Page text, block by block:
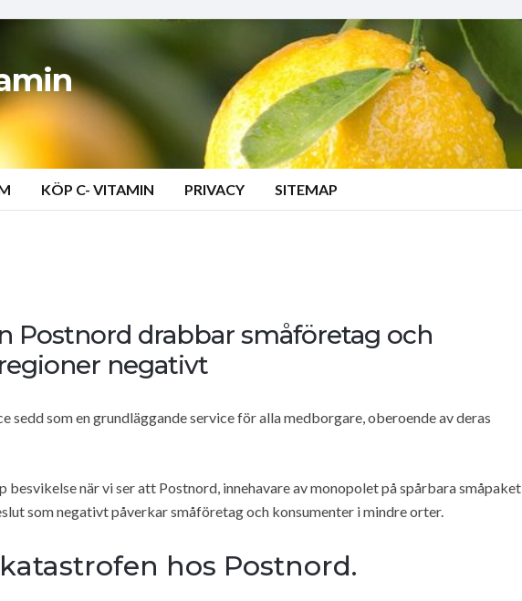
KÖP C- VITAMIN PRIVACY SITEMAP
Postnord drabbar småföretag och
negativt
sedd som en grundläggande service för alla medborgare, oberoende av deras
besvikelse när vi ser att Postnord, innehavare av monopolet på spårbara småpaket
som negativt påverkar småföretag och konsumenter i mindre orter.
hos Postnord.